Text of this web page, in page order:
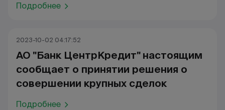
Подробнее
2023-10-02 04:17:52
АО "Банк ЦентрКредит" настоящим
сообщает о принятии решения о
совершении крупных сделок
Подробнее